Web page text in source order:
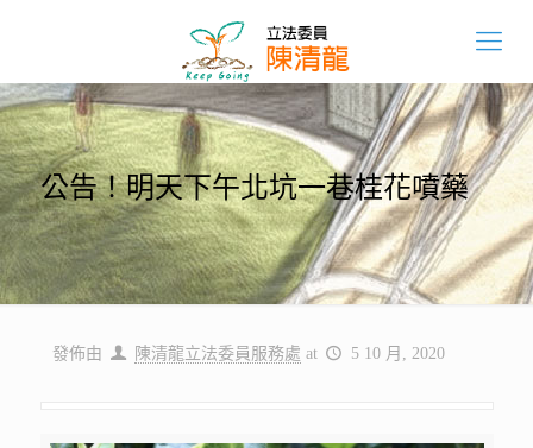
公告！明天下午北坑一巷桂花噴藥
發佈由 陳清龍立法委員服務處 at 5 10 月, 2020